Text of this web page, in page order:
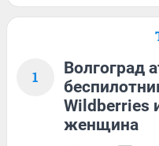
1
Волгоград
Wildberries
женщина